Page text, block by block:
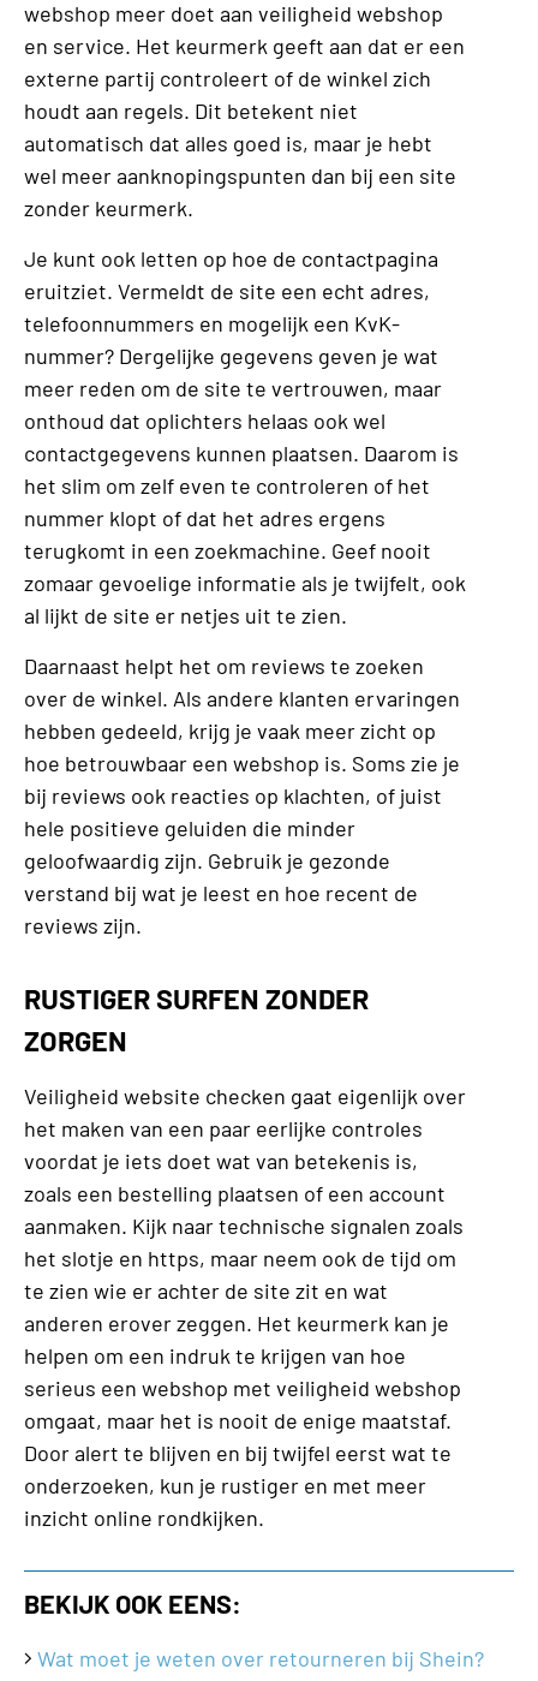
webshop meer doet aan veiligheid webshop
en service. Het keurmerk geeft aan dat er een
externe partij controleert of de winkel zich
houdt aan regels. Dit betekent niet
automatisch dat alles goed is, maar je hebt
wel meer aanknopingspunten dan bij een site
zonder keurmerk.
Je kunt ook letten op hoe de contactpagina
eruitziet. Vermeldt de site een echt adres,
telefoonnummers en mogelijk een KvK-
nummer? Dergelijke gegevens geven je wat
meer reden om de site te vertrouwen, maar
onthoud dat oplichters helaas ook wel
contactgegevens kunnen plaatsen. Daarom is
het slim om zelf even te controleren of het
nummer klopt of dat het adres ergens
terugkomt in een zoekmachine. Geef nooit
zomaar gevoelige informatie als je twijfelt, ook
al lijkt de site er netjes uit te zien.
Daarnaast helpt het om reviews te zoeken
over de winkel. Als andere klanten ervaringen
hebben gedeeld, krijg je vaak meer zicht op
hoe betrouwbaar een webshop is. Soms zie je
bij reviews ook reacties op klachten, of juist
hele positieve geluiden die minder
geloofwaardig zijn. Gebruik je gezonde
verstand bij wat je leest en hoe recent de
reviews zijn.
RUSTIGER SURFEN ZONDER
ZORGEN
Veiligheid website checken gaat eigenlijk over
het maken van een paar eerlijke controles
voordat je iets doet wat van betekenis is,
zoals een bestelling plaatsen of een account
aanmaken. Kijk naar technische signalen zoals
het slotje en https, maar neem ook de tijd om
te zien wie er achter de site zit en wat
anderen erover zeggen. Het keurmerk kan je
helpen om een indruk te krijgen van hoe
serieus een webshop met veiligheid webshop
omgaat, maar het is nooit de enige maatstaf.
Door alert te blijven en bij twijfel eerst wat te
onderzoeken, kun je rustiger en met meer
inzicht online rondkijken.
BEKIJK OOK EENS:
Wat moet je weten over retourneren bij Shein?